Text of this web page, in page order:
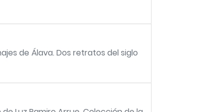
de Álava. Dos retratos del siglo